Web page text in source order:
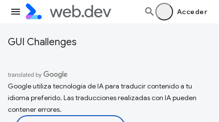
Acceder
GUI Challenges
Google utiliza tecnología de IA para traducir contenido a tu
idioma preferido. Las traducciones realizadas con IA pueden
contener errores.